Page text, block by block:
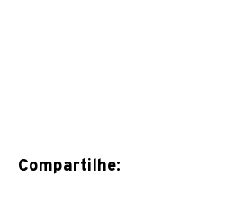
Compartilhe: